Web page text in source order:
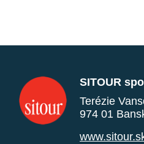
SITOUR
Terézie
974 01